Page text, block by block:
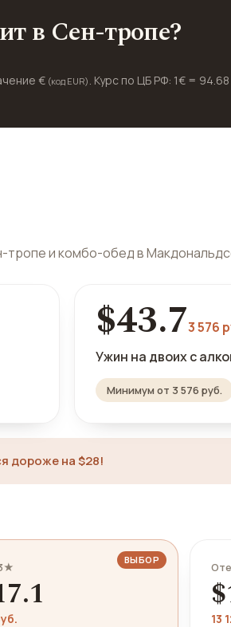
в Сен-тропе?
€ (код EUR) . Курс по ЦБ РФ: 1€ =
и комбо-обед в
$43.73 576
Ужин на двоих с
Минимум от 3 576 руб.
дороже на $28!
ВЫБОР
13